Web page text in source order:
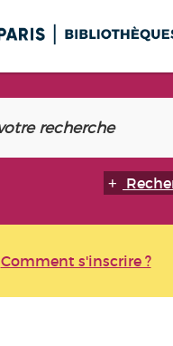
Comment s'inscrire ?